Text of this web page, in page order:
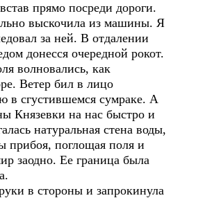
прямо посреди дороги.
выскочила из машины. Я
за ней. В отдалении
донесся очередной рокот.
волновались, как
Ветер бил в лицо
в сгустившемся сумраке. А
Князевки на нас быстро и
натуральная стена воды,
прибоя, поглощая поля и
заодно. Ее граница была
в стороны и запрокинула